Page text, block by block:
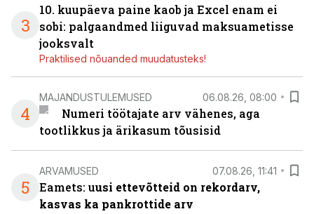
3
10. kuupäeva paine kaob ja Excel enam ei
sobi: palgaandmed liiguvad maksuametisse
jooksvalt
Praktilised nõuanded muudatusteks!
4
MAJANDUSTULEMUSED 06.08.26, 08:00
Numeri töötajate arv vähenes, aga
tootlikkus ja ärikasum tõusisid
5
ARVAMUSED 07.08.26, 11:41
Eamets: uusi ettevõtteid on rekordarv,
kasvas ka pankrottide arv